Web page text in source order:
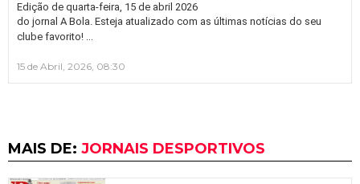
Edição de quarta-feira, 15 de abril 2026
do jornal A Bola. Esteja atualizado com as últimas notícias do seu
clube favorito! …
15 de Abril, 2026, 08:30
MAIS DE: JORNAIS DESPORTIVOS